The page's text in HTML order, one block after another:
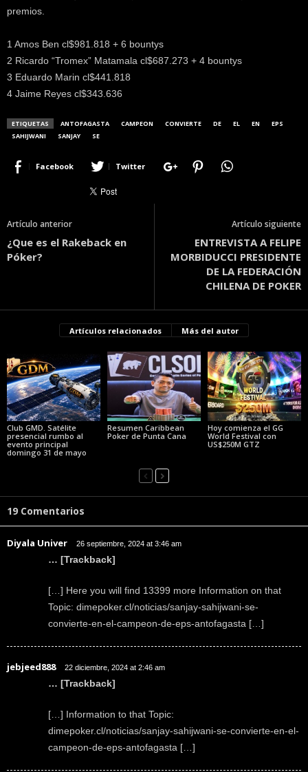
premios.
1 Amos Ben cl$981.818 + 6 bountys
2 Ricardo “Tromex” Matamala cl$687.273 + 4 bountys
3 Eduardo Marin cl$441.818
4 Jaime Reyes cl$343.636
ETIQUETAS ANTOFAGASTA CAMPEON CONVIERTE DE EL EN
EPS
SAHIJWANI
SANJAY SE
Facebook Twitter
Artículo anterior
¿Que es el Rakeback en
Póker?
Artículo siguiente
ENTREVISTA A FELIPE
MORBIDUCCI PRESIDENTE
DE LA FEDERACIÓN
CHILENA DE POKER
Artículos relacionados Más del autor
Club GMD. Satélite
presencial rumbo al
evento principal
domingo 31 de mayo
Resumen Caribbean
Poker de Punta Cana
Hoy comienza el GG
World Festival con
US$250M GTZ
19 Comentarios
Diyala Univer 26 septiembre, 2024 at 3:46 am
… [Trackback]
[…] Here you will find 13399 more Information on that
Topic: dimepoker.cl/noticias/sanjay-sahijwani-se-
convierte-en-el-campeon-de-eps-antofagasta […]
jebjeed888 22 diciembre, 2024 at 2:46 am
… [Trackback]
[…] Information to that Topic:
dimepoker.cl/noticias/sanjay-sahijwani-se-convierte-en-el-
campeon-de-eps-antofagasta […]